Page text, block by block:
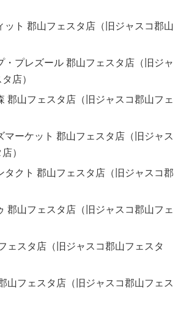
ット 郡山フェスタ店（旧ジャスコ郡山
・プレズール 郡山フェスタ店（旧ジャ
店）
郡山フェスタ店（旧ジャスコ郡山フェ
マーケット 郡山フェスタ店（旧ジャス
）
タクト 郡山フェスタ店（旧ジャスコ郡
郡山フェスタ店（旧ジャスコ郡山フェ
ェスタ店（旧ジャスコ郡山フェスタ
山フェスタ店（旧ジャスコ郡山フェス